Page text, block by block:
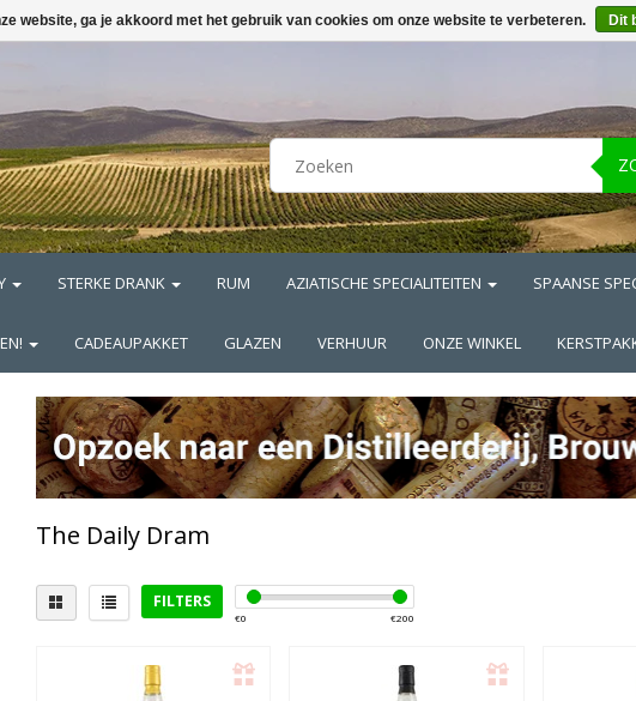
STERKE DRANK RUM AZIATISCHE SPECIALITEITEN SPAANSE
CADEAUPAKKET GLAZEN VERHUUR ONZE WINKEL
The Daily Dram
FILTERS
€0 €200
website, ga je akkoord met het gebruik van cookies om onze website te verbeteren. Dit